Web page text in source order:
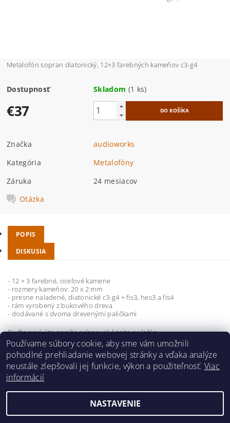
Metalofón sopran diatonický, 12+3 farebných kameňov c3-g4
Dostupnosť Skladom (1 ks)
€37
Značka
audioworks
Kategória
Metalofóny
Záruka
24 mesiacov
Otázka
POPIS
DISKUSIA
- 12 + 3 farebné, oceľové kamene
- rozmery kameňov: 20 x 2 mm
- presne naladené, diatonické c3-g4 + ​​fis3, hes3 a fis4
- rám vyrobený z bukového dreva
- dodávané s dvoma drevenými paličkami
Buďte prvý, kto napíše príspevok k tejto položke.
Pridať komentár
2026 ©hudobnavychova.sk, všetky práva vyhradené
Používame súbory cookie, aby sme vám umožnili
pohodlné prehliadanie webovej stránky a vďaka analýze
neustále zlepšovali jej funkcie, výkon a použiteľnosť. Viac
informácií
NASTAVENIE